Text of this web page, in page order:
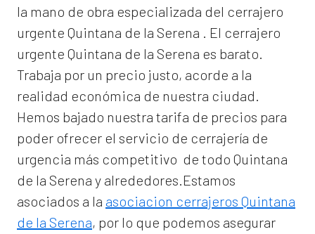
la mano de obra especializada del cerrajero
urgente Quintana de la Serena . El cerrajero
urgente Quintana de la Serena es barato.
Trabaja por un precio justo, acorde a la
realidad económica de nuestra ciudad.
Hemos bajado nuestra tarifa de precios para
poder ofrecer el servicio de cerrajería de
urgencia más competitivo de todo Quintana
de la Serena y alrededores.Estamos
asociados a la asociacion cerrajeros Quintana
de la Serena, por lo que podemos asegurar